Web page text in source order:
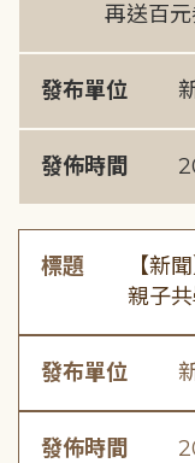
再送百
發布單位
發佈時間
標題
【新
親子
發布單位
發佈時間